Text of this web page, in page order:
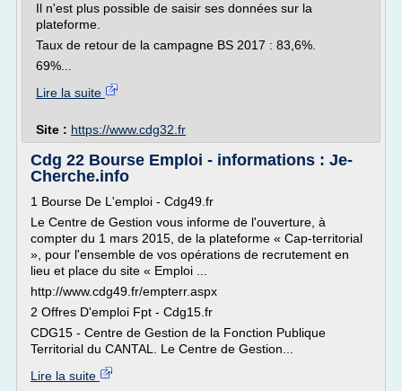
Il n'est plus possible de saisir ses données sur la
plateforme.
Taux de retour de la campagne BS 2017 : 83,6%.
69%...
Lire la suite
Site : https://www.cdg32.fr
Cdg 22 Bourse Emploi - informations : Je-
Cherche.info
1 Bourse De L'emploi - Cdg49.fr
Le Centre de Gestion vous informe de l'ouverture, à
compter du 1 mars 2015, de la plateforme « Cap-territorial
», pour l'ensemble de vos opérations de recrutement en
lieu et place du site « Emploi ...
http://www.cdg49.fr/empterr.aspx
2 Offres D'emploi Fpt - Cdg15.fr
CDG15 - Centre de Gestion de la Fonction Publique
Territorial du CANTAL. Le Centre de Gestion...
Lire la suite